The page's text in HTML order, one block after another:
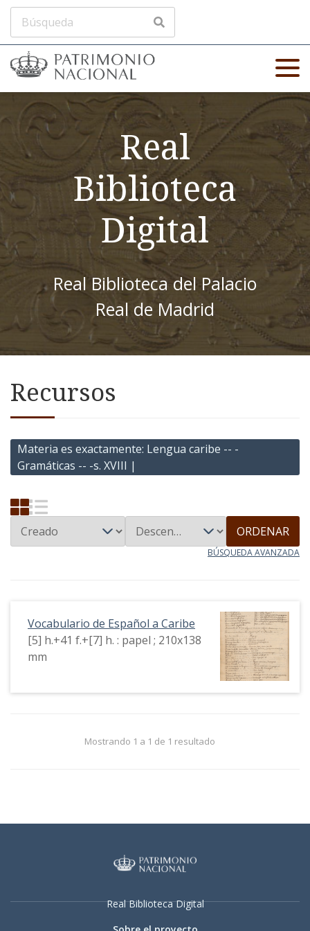
Real
Biblioteca
Digital
Real Biblioteca del Palacio
Real de Madrid
Recursos
Materia es exactamente Lengua caribe -- -
Gramáticas -- -s. XVIII |
ORDENAR
BÚSQUEDA AVANZADA
Vocabulario de Español a Caribe
[5] h.+41 f.+[7] h. : papel ; 210x138
mm
Mostrando 1 a 1 de 1 resultado
Real Biblioteca Digital